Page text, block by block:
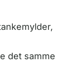
det samme